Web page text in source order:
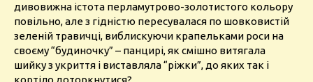
дивовижна істота перламутрово-золотистого кольору
повільно, але з гідністю пересувалася по шовковистій
зеленій травичці, виблискуючи крапельками роси на
своєму “будиночку” – панцирі, як смішно витягала
шийку з укриття і виставляла “ріжки”, до яких так і
кортіло доторкнутися?